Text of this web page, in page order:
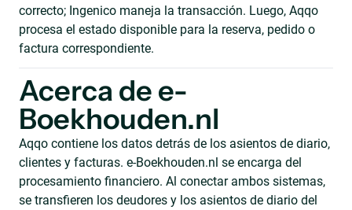
correcto; Ingenico maneja la transacción. Luego, Aqqo
procesa el estado disponible para la reserva, pedido o
factura correspondiente.
Acerca de e-
Boekhouden.nl
Aqqo contiene los datos detrás de los asientos de diario,
clientes y facturas. e-Boekhouden.nl se encarga del
procesamiento financiero. Al conectar ambos sistemas,
se transfieren los deudores y los asientos de diario del